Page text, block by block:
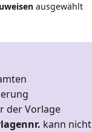
ausgewählt
der Vorlage
kann nicht